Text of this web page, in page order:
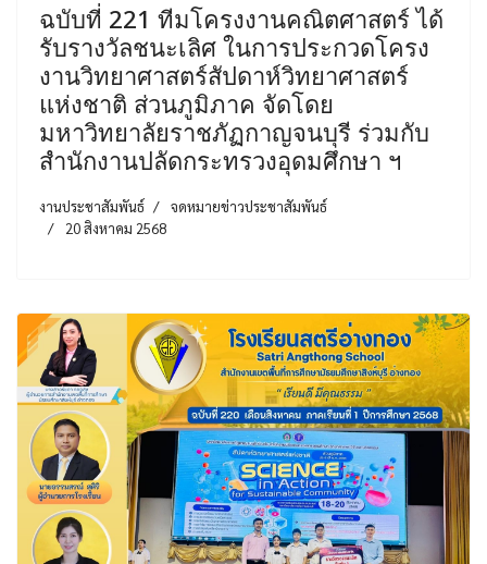
ฉบับที่ 221 ทีมโครงงานคณิตศาสตร์ ได้
รับรางวัลชนะเลิศ ในการประกวดโครง
งานวิทยาศาสตร์สัปดาห์วิทยาศาสตร์
แห่งชาติ ส่วนภูมิภาค จัดโดย
มหาวิทยาลัยราชภัฏกาญจนบุรี ร่วมกับ
สำนักงานปลัดกระทรวงอุดมศึกษา ฯ
งานประชาสัมพันธ์
จดหมายข่าวประชาสัมพันธ์
20 สิงหาคม 2568